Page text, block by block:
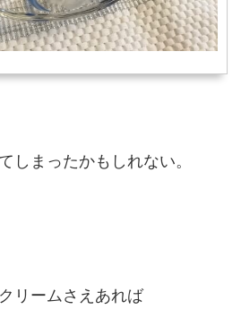
しまったかもしれない。
リームさえあれば